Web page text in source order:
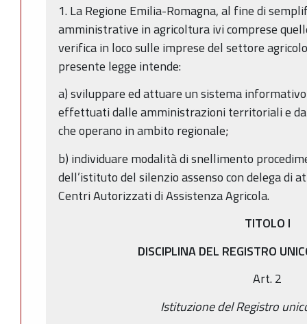
1. La Regione Emilia-Romagna, al fine di
amministrative in agricoltura ivi comprese
verifica in loco sulle imprese del settore
presente legge intende:
a) sviluppare ed attuare un sistema
effettuati dalle amministrazioni territoriali e
che operano in ambito regionale;
b) individuare modalità di snellimento
dell’istituto del silenzio assenso con delega di
Centri Autorizzati di Assistenza Agricola.
TITOLO I
DISCIPLINA DEL REGISTRO
Art. 2
Istituzione del Registro